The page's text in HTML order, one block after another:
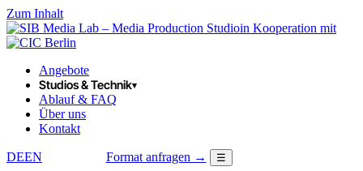
Zum Inhalt
in Kooperation mit
Angebote
Studios & Technik▾
Ablauf & FAQ
Über uns
Kontakt
DEEN Format anfragen → ☰